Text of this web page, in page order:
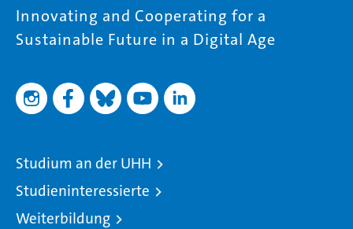
Innovating and Cooperating for a
Sustainable Future in a Digital Age
Studium an der UHH
Studieninteressierte
Weiterbildung